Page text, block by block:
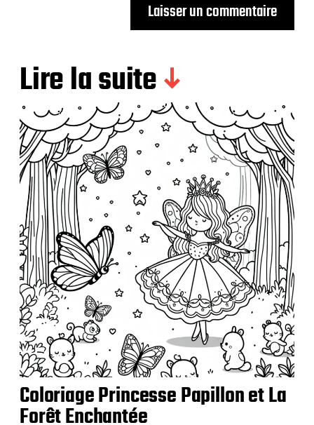
Lire la suite
Coloriage Princesse Papillon et La
Forêt Enchantée